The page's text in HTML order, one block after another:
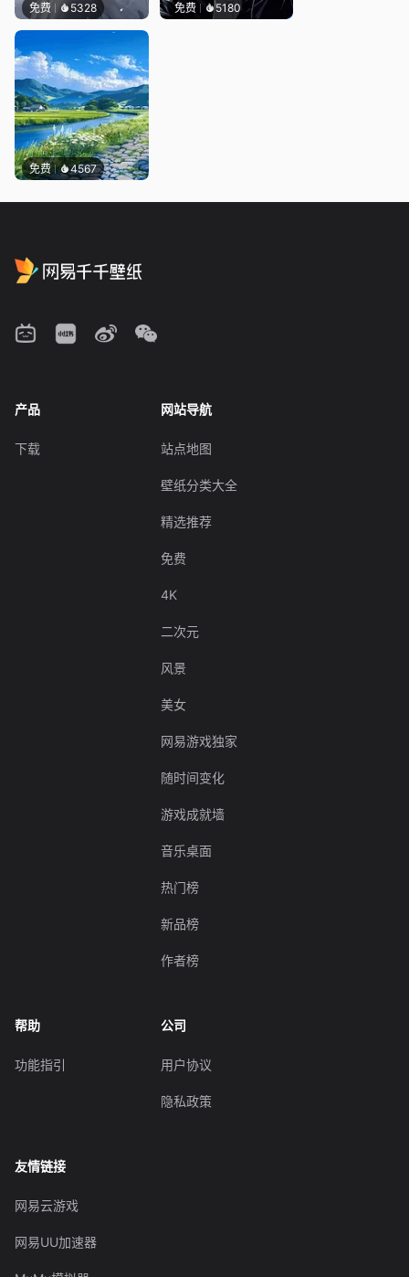
免费 5328 免费 5180
免费 4567
产品
下载
网站导航
站点地图
壁纸分类大全
精选推荐
免费
4K
二次元
风景
美女
网易游戏独家
随时间变化
游戏成就墙
音乐桌面
热门榜
新品榜
作者榜
帮助
功能指引
公司
用户协议
隐私政策
友情链接
网易云游戏
网易UU加速器